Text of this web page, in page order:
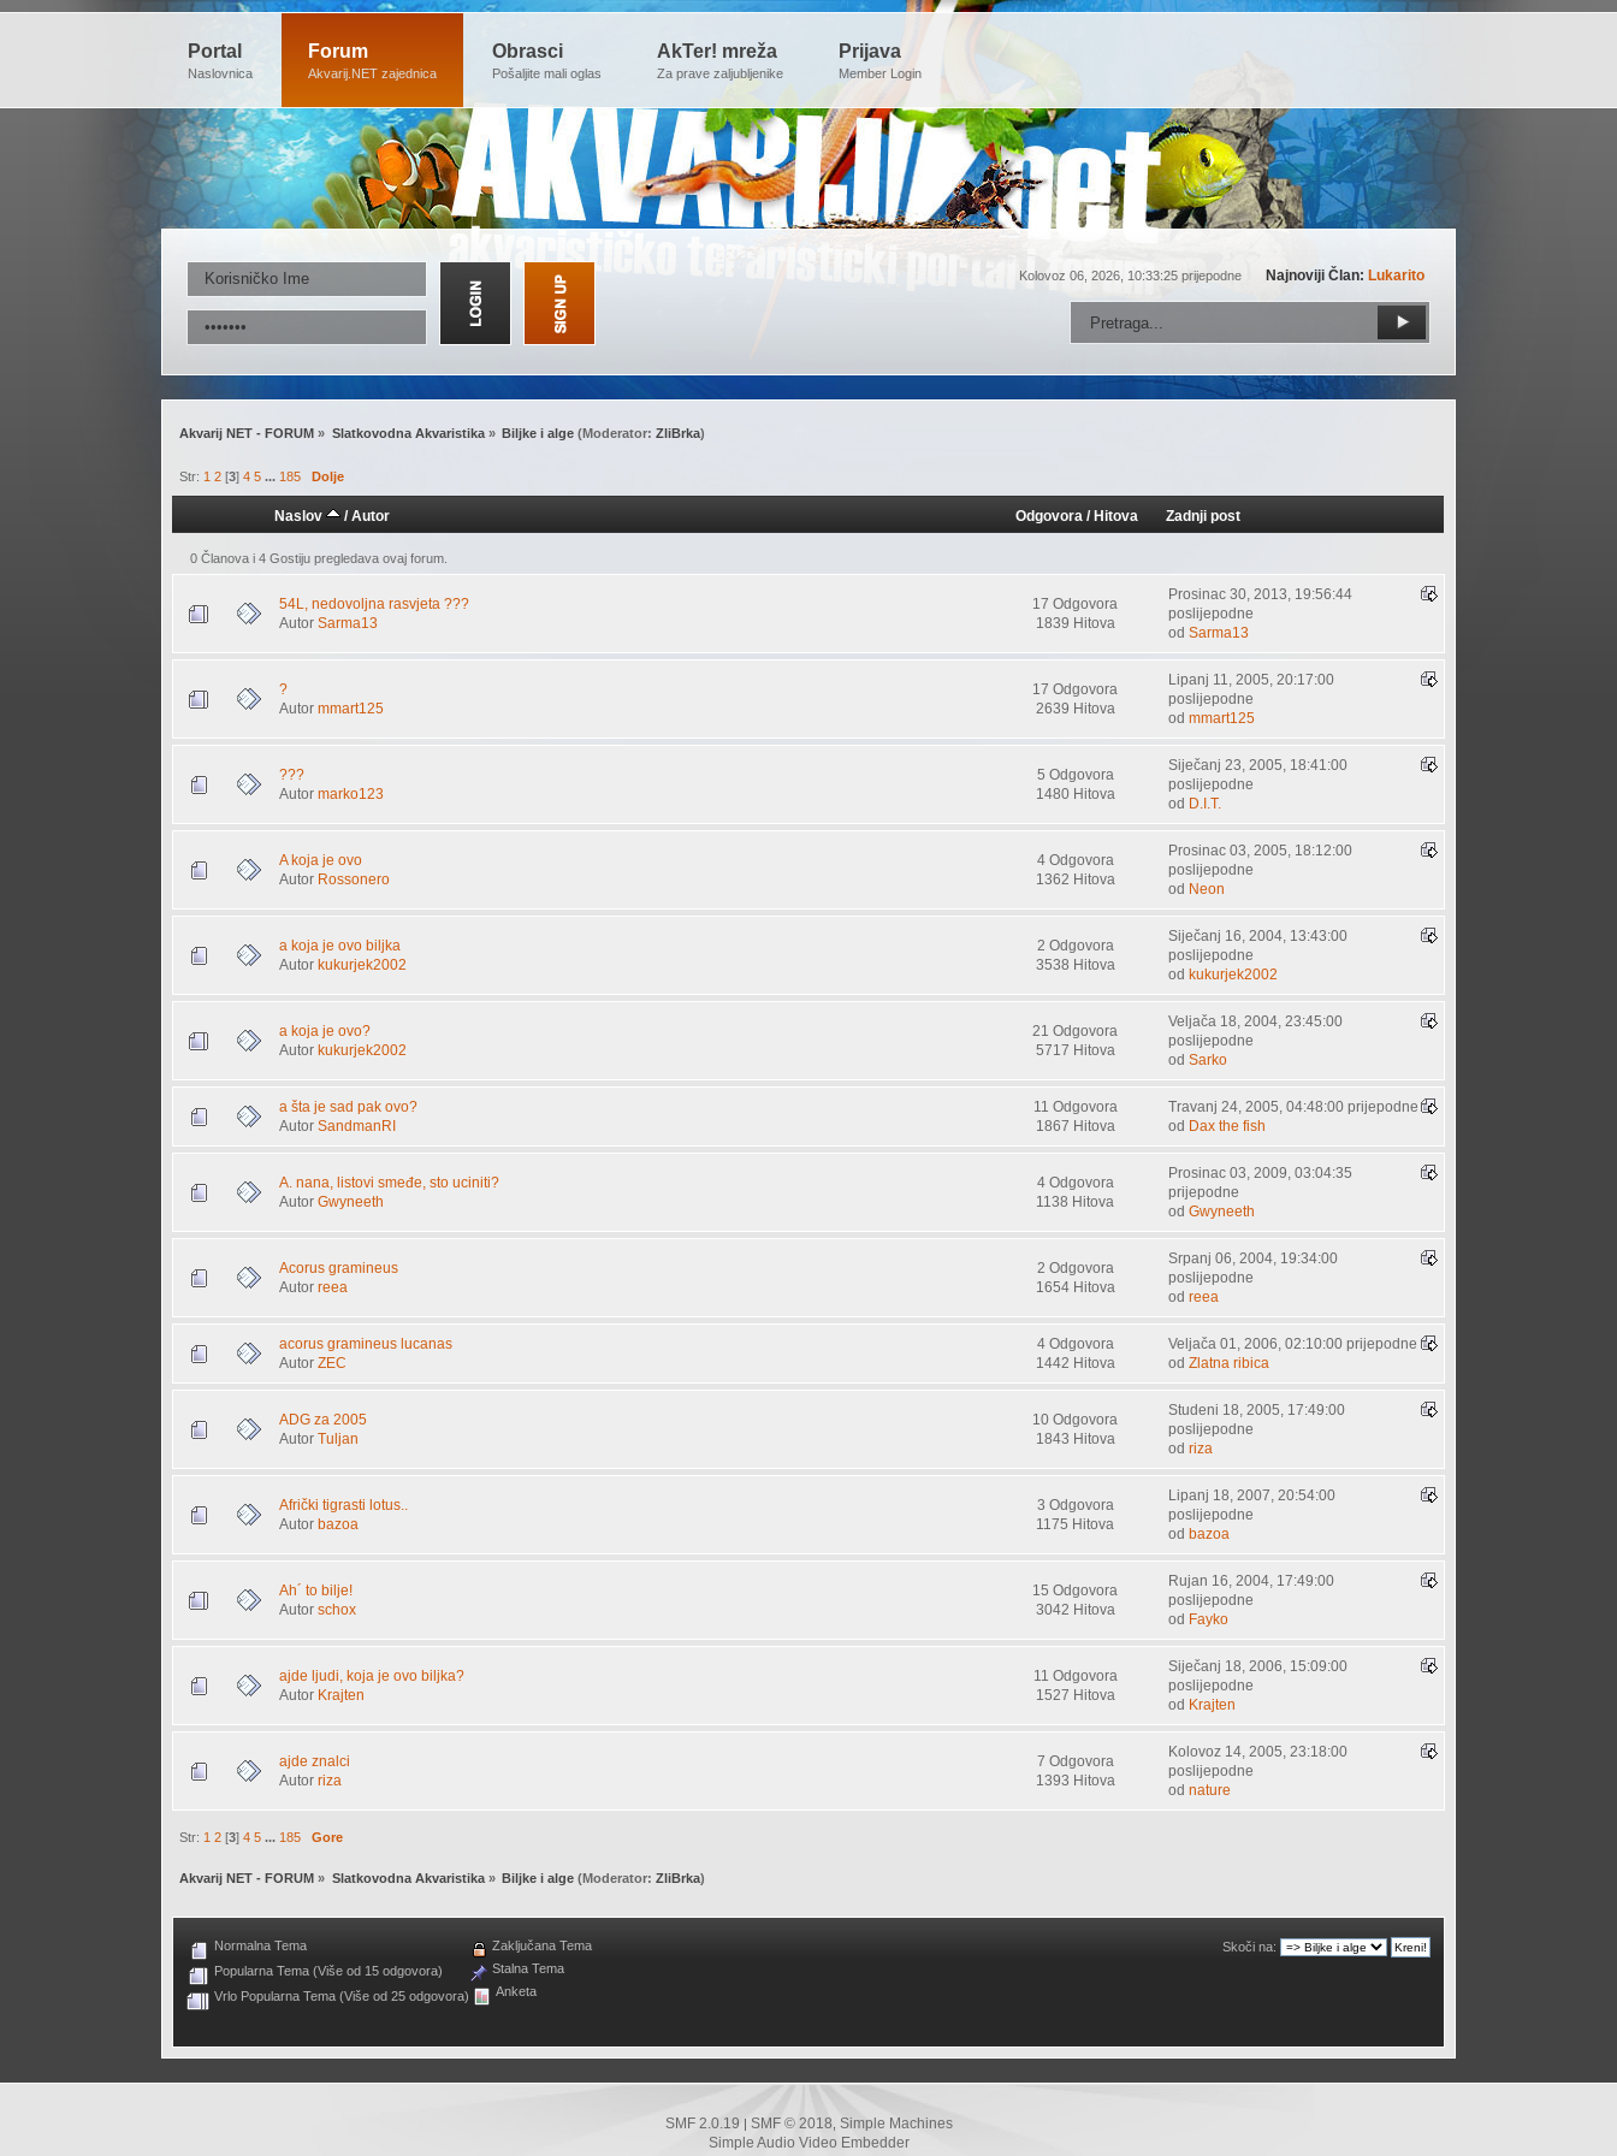
Portal
Naslovnica
Forum
Akvarij.NET zajednica
Obrasci
Pošaljite mali oglas
AkTer! mreža
Za prave zaljubljenike
Prijava
Member Login
Kolovoz 06, 2026, 10:33:25 prijepodne Najnoviji Član: Lukarito
Akvarij NET - FORUM » Slatkovodna Akvaristika» Biljke i alge (Moderator:ZliBrka)
Str: 1 2[3] 4 5 ... 185 Dolje
Naslov /Autor Odgovora/Hitova Zadnji post
0 Članova i 4 Gostiju pregledava ovaj forum.
54L, nedovoljna rasvjeta ???
AutorSarma13
17 Odgovora
1839 Hitova
Prosinac 30, 2013, 19:56:44
poslijepodne
odSarma13
?
Autormmart125
17 Odgovora
2639 Hitova
Lipanj 11, 2005, 20:17:00
poslijepodne
odmmart125
???
Autormarko123
5 Odgovora
1480 Hitova
Siječanj 23, 2005, 18:41:00
poslijepodne
od D.I.T.
A koja je ovo
Autor Rossonero
4 Odgovora
1362 Hitova
Prosinac 03, 2005, 18:12:00
poslijepodne
od Neon
a koja je ovo biljka
Autorkukurjek2002
2 Odgovora
3538 Hitova
Siječanj 16, 2004, 13:43:00
poslijepodne
odkukurjek2002
a koja je ovo?
Autorkukurjek2002
21 Odgovora
5717 Hitova
Veljača 18, 2004, 23:45:00
poslijepodne
odSarko
a šta je sad pak ovo?
AutorSandmanRI
11 Odgovora
1867 Hitova
Travanj 24, 2005, 04:48:00 prijepodne
od Dax the fish
A. nana, listovi smeđe, sto uciniti?
AutorGwyneeth
4 Odgovora
1138 Hitova
Prosinac 03, 2009, 03:04:35
prijepodne
odGwyneeth
Acorus gramineus
Autorreea
2 Odgovora
1654 Hitova
Srpanj 06, 2004, 19:34:00
poslijepodne
odreea
acorus gramineus lucanas
AutorZEC
4 Odgovora
1442 Hitova
Veljača 01, 2006, 02:10:00 prijepodne
odZlatna ribica
ADG za 2005
AutorTuljan
10 Odgovora
1843 Hitova
Studeni 18, 2005, 17:49:00
poslijepodne
odriza
Afrički tigrasti lotus..
Autorbazoa
3 Odgovora
1175 Hitova
Lipanj 18, 2007, 20:54:00
poslijepodne
odbazoa
Ah´ to bilje!
Autorschox
15 Odgovora
3042 Hitova
Rujan 16, 2004, 17:49:00
poslijepodne
od Fayko
ajde ljudi, koja je ovo biljka?
Autor Krajten
11 Odgovora
1527 Hitova
Siječanj 18, 2006, 15:09:00
poslijepodne
od Krajten
ajde znalci
Autorriza
7 Odgovora
1393 Hitova
Kolovoz 14, 2005, 23:18:00
poslijepodne
odnature
Str: 1 2[3] 4 5 ... 185 Gore
Akvarij NET - FORUM » Slatkovodna Akvaristika» Biljke i alge (Moderator:ZliBrka)
Skoči na:
Normalna Tema
Popularna Tema (Više od 15 odgovora)
Vrlo Popularna Tema (Više od 25 odgovora)
Zaključana Tema
Stalna Tema
Anketa
SMF 2.0.19 | SMF © 2018 Simple Machines
Simple Audio Video Embedder